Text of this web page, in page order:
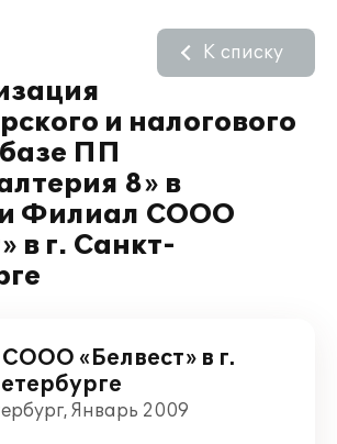
и налогового
ПП
8» в
Филиал СООО
в г. Санкт-
К списку
«Белвест» в г.
Январь 2009